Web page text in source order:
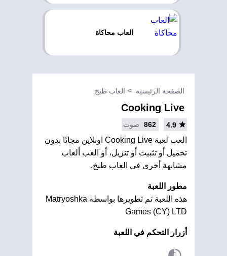
العاب محاكاة
الصفحة الرئيسية العاب طبخ
Cooking Live
4.9
862 صوت
العب لعبة Cooking Live اونلاين مجانًا بدون
تحميل أو تثبيت أو تنزيل، أو العب ألعاب
مشابهة أخرى في العاب طبخ.
مطور اللعبة
هذه اللعبة تم تطويرها بواسطة Matryoshka
Games (CY) LTD
أزرار التحكم في اللعبة